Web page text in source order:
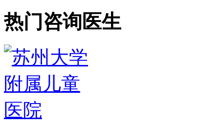
热门咨询医生